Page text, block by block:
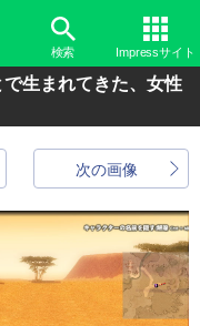
検索 Impressサイト
で生まれてきた、女性
次の画像